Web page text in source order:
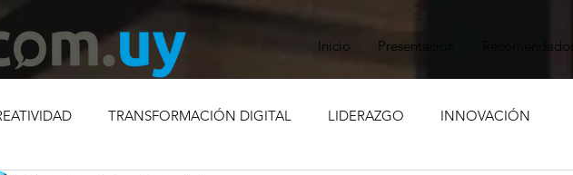
Inicio Presentación Recomendados
TRANSFORMACIÓN DIGITAL LIDERAZGO INNOVACIÓN